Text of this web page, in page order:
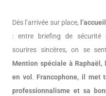
Dès l’arrivée sur place,
: entre briefing de sécurité
sourires sincères, on se
Mention spéciale à Raphaël,
en vol . Francophone, il met
professionnalisme et sa